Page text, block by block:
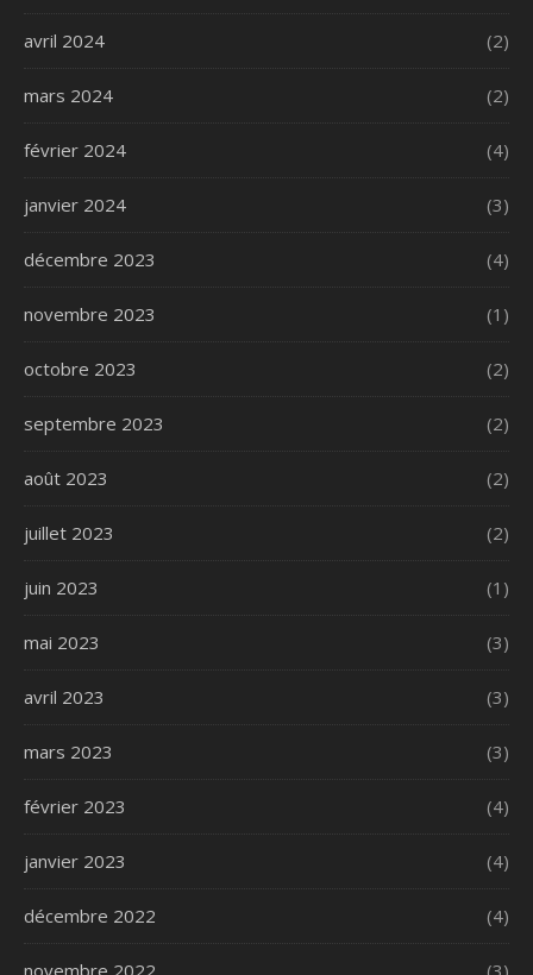
avril 2024 (2)
mars 2024 (2)
février 2024 (4)
janvier 2024 (3)
décembre 2023 (4)
novembre 2023 (1)
octobre 2023 (2)
septembre 2023 (2)
août 2023 (2)
juillet 2023 (2)
juin 2023 (1)
mai 2023 (3)
avril 2023 (3)
mars 2023 (3)
février 2023 (4)
janvier 2023 (4)
décembre 2022 (4)